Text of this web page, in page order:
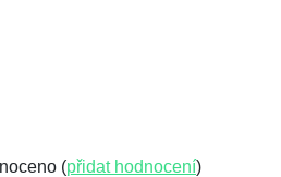
(přidat hodnocení)